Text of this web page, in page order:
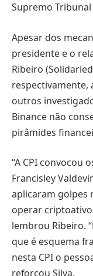
Supremo Tribunal
Apesar dos
presidente e o
Ribeiro
outros
Binance não
pirâmides
“A CPI convocou
Francisley
aplicaram golpes
operar
lembrou Ribeiro.
que é esquema
nesta CPI o
reforçou Silva.